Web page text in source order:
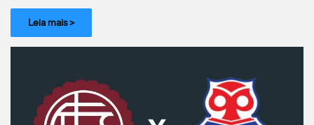
Leia mais >